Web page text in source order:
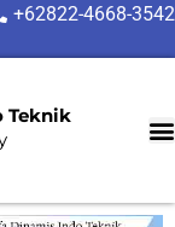
+62822-4668-3542
Teknik